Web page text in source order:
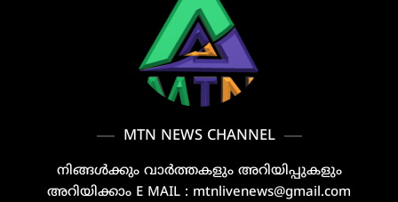
MTN NEWS CHANNEL
നിങ്ങൾക്കും വാർത്തകളും അറിയിപ്പുകളും
അറിയിക്കാം E MAIL : mtnlivenews@gmail.com